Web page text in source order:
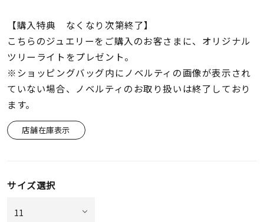
在庫 在庫ありのみ すべて表示
【購入特典 なくなり次第終了】
こちらのジュエリーをご購入のお客さまに、オリジナル
ツリーライトをプレゼント。
※ショッピングバッグ内にノベルティの画像が表示され
ていない場合、ノベルティのお取り扱いは終了しており
ます。
店舗在庫表示
サイズ選択